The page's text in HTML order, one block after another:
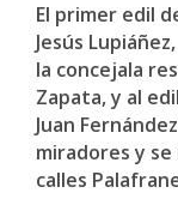
El primer edil
Jesús
la concejala
Zapata, y al
Juan
miradores y
calles